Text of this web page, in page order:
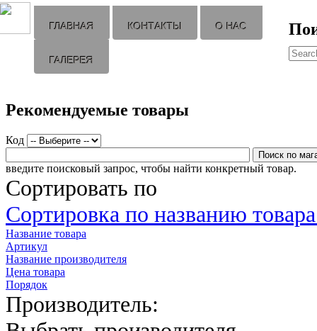
ГЛАВНАЯ КОНТАКТЫ О НАС
ГАЛЕРЕЯ
Рекомендуемые товары
Код
введите поисковый запрос, чтобы найти конкретный товар.
Сортировать по
Сортировка по названию
Название товара
Артикул
Название производителя
Цена товара
Порядок
Производитель: